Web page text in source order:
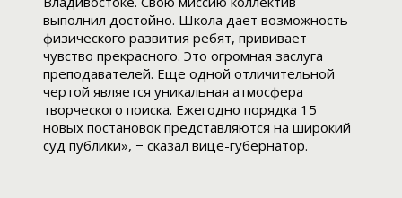
выполнил достойно. Школа дает возможность
физического развития ребят, прививает
чувство прекрасного. Это огромная заслуга
преподавателей. Еще одной отличительной
чертой является уникальная атмосфера
творческого поиска. Ежегодно порядка 15
новых постановок представляются на широкий
суд публики», − сказал вице-губернатор.